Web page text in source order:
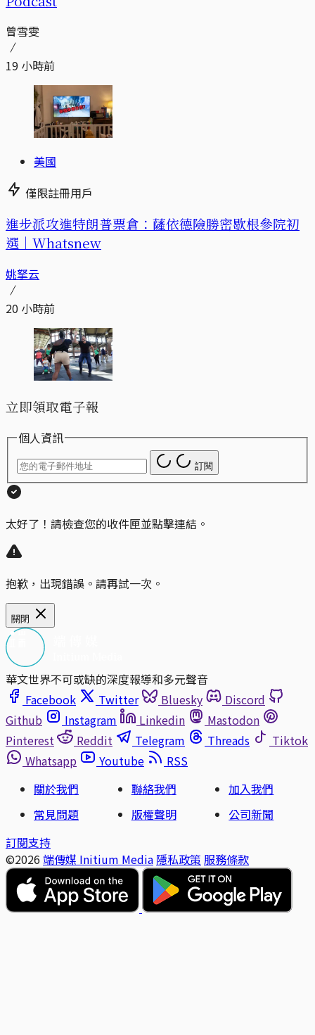
曾雪雯
19 小時前
美國
僅限註冊用戶
進步派攻進特朗普票倉：薩依德險勝密歇根參院初
選｜Whatsnew
姚拏云
20 小時前
立即領取電子報
個人資訊
訂閱
太好了！請檢查您的收件匣並點擊連結。
抱歉，出現錯誤。請再試一次。
關閉
華文世界不可或缺的深度報導和多元聲音
Facebook
Twitter Bluesky
Discord
Github
Instagram Linkedin
Mastodon
Pinterest
Reddit Telegram Threads
Tiktok
Whatsapp
Youtube
RSS
關於我們
聯絡我們
加入我們
常見問題
版權聲明
公司新聞
訂閱支持
©2026 端傳媒 Initium Media 隱私政策 服務條款